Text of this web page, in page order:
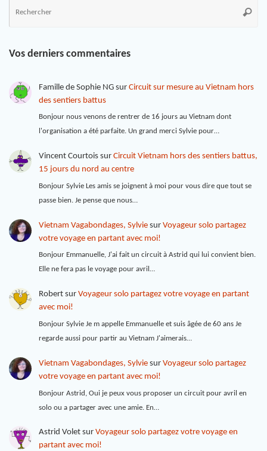
Vos derniers commentaires
Famille de Sophie NGsur Circuit sur mesure au Vietnam hors
des sentiers battus
Bonjour nous venons de rentrer de 16 jours au Vietnam dont
l'organisation a été parfaite. Un grand merci Sylvie pour…
Vincent Courtoissur Circuit Vietnam hors des sentiers battus,
15 jours du nord au centre
Bonjour Sylvie Les amis se joignent à moi pour vous dire que tout se
passe bien. Je pense que nous…
Vietnam Vagabondages, Sylviesur Voyageur solo partagez
votre voyage en partant avec moi!
Bonjour Emmanuelle, J'ai fait un circuit à Astrid qui lui convient bien.
Elle ne fera pas le voyage pour avril…
Robertsur Voyageur solo partagez votre voyage en partant
avec moi!
Bonjour Sylvie Je m appelle Emmanuelle et suis âgée de 60 ans Je
regarde aussi pour partir au Vietnam J'aimerais…
Vietnam Vagabondages, Sylviesur Voyageur solo partagez
votre voyage en partant avec moi!
Bonjour Astrid, Oui je peux vous proposer un circuit pour avril en
solo ou a partager avec une amie. En…
Astrid Voletsur Voyageur solo partagez votre voyage en
partant avec moi!